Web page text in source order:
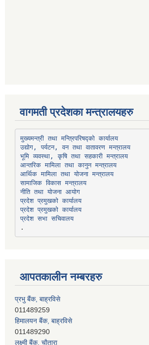
वागमती प्रदेशका मन्त्रालयहरु
मुख्यमन्त्री तथा मन्त्रिपरिषद्को कार्यालय
उद्योग, पर्यटन, वन तथा वातावरण मन्त्रालय
भूमि व्यवस्था, कृषि तथा सहकारी मन्त्रालय
आन्तरिक मामिला तथा कानुन मन्त्रालय
आर्थिक मामिला तथा योजना मन्त्रालय
सामाजिक विकास मन्त्रालय
नीति तथा योजना आयोग
प्रदेश प्रमुखको कार्यालय
प्रदेश प्रमुखको कार्यालय
प्रदेश सभा सचिवालय
आपतकालीन नम्बरहरु
प्रभु बैंक, बाह्रविसे
011489259
हिमालयन बैंक, बाह्रविसे
011489290
लक्ष्मी बैंक, चाैतारा